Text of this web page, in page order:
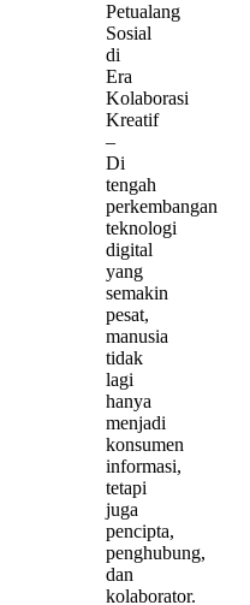
Petualang
Sosial
di
Era
Kolaborasi
Kreatif
–
Di
tengah
perkembangan
teknologi
digital
yang
semakin
pesat,
manusia
tidak
lagi
hanya
menjadi
konsumen
informasi,
tetapi
juga
pencipta,
penghubung,
dan
kolaborator.